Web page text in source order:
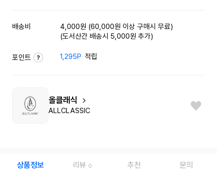
배송비
4,000원 (60,000원 이상 구매시 무료)
(도서산간 배송시 5,000원 추가)
포인트 1,295P 적립
올클래식
ALLCLASSIC
상품정보 리뷰 0 추천 문의